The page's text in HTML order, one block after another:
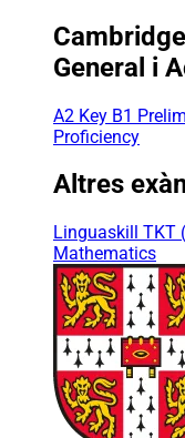
General i
A2 Key B1
Proficiency
Altres
Linguaskill TKT
Mathematics